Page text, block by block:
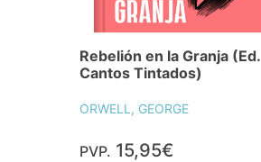
Rebelión en la Granja (Ed.
Cantos Tintados)
ORWELL, GEORGE
PVP. 15,95€